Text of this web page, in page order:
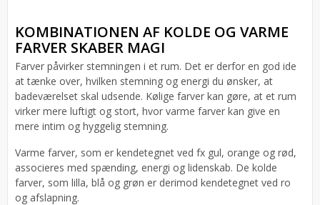
KOMBINATIONEN AF KOLDE OG VARME
FARVER SKABER MAGI
Farver påvirker stemningen i et rum. Det er derfor en god ide
at tænke over, hvilken stemning og energi du ønsker, at
badeværelset skal udsende. Kølige farver kan gøre, at et rum
virker mere luftigt og stort, hvor varme farver kan give en
mere intim og hyggelig stemning.
Varme farver, som er kendetegnet ved fx gul, orange og rød,
associeres med spænding, energi og lidenskab. De kolde
farver, som lilla, blå og grøn er derimod kendetegnet ved ro
og afslapning.